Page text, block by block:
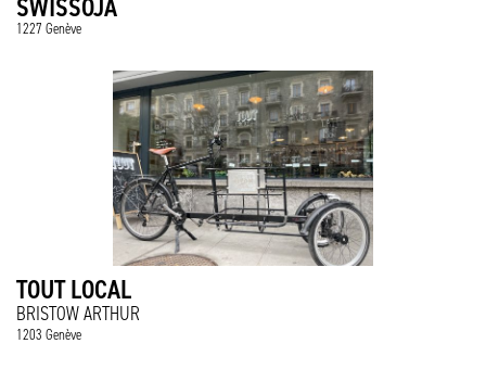
SWISSOJA
1227 Genève
TOUT LOCAL
BRISTOW ARTHUR
1203 Genève